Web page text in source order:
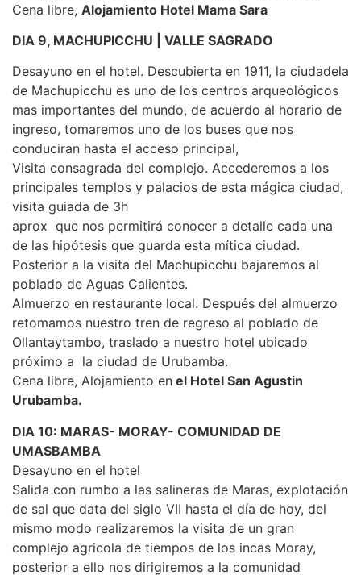
Cena libre, Alojamiento Hotel Mama Sara
DIA 9, MACHUPICCHU | VALLE SAGRADO
Desayuno en el hotel. Descubierta en 1911, la ciudadela
de Machupicchu es uno de los centros arqueológicos
mas importantes del mundo, de acuerdo al horario de
ingreso, tomaremos uno de los buses que nos
conduciran hasta el acceso principal,
Visita consagrada del complejo. Accederemos a los
principales templos y palacios de esta mágica ciudad,
visita guiada de 3h
aprox que nos permitirá conocer a detalle cada una
de las hipótesis que guarda esta mítica ciudad.
Posterior a la visita del Machupicchu bajaremos al
poblado de Aguas Calientes.
Almuerzo en restaurante local. Después del almuerzo
retomamos nuestro tren de regreso al poblado de
Ollantaytambo, traslado a nuestro hotel ubicado
próximo a la ciudad de Urubamba.
Cena libre, Alojamiento en el Hotel San Agustin
Urubamba.
DIA 10: MARAS- MORAY- COMUNIDAD DE
UMASBAMBA
Desayuno en el hotel
Salida con rumbo a las salineras de Maras, explotación
de sal que data del siglo VII hasta el día de hoy, del
mismo modo realizaremos la visita de un gran
complejo agricola de tiempos de los incas Moray,
posterior a ello nos dirigiremos a la comunidad